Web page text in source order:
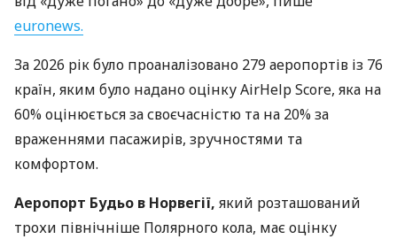
euronews.
За 2026 рік було проаналізовано 279 аеропортів із 76
країн, яким було надано оцінку AirHelp Score, яка на
60% оцінюється за своєчасністю та на 20% за
враженнями пасажирів, зручностями та
комфортом.
Аеропорт Будьо в Норвегії, який розташований
трохи північніше Полярного кола, має оцінку